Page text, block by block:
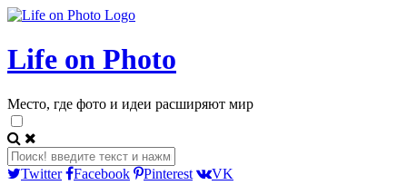
Life on Photo
Место, где фото и идеи расширяют мир
Twitter Facebook Pinterest
VK